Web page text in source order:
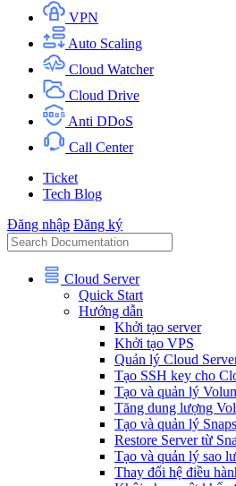
VPN
Auto Scaling
Cloud Watcher
Cloud Drive
Anti DDoS
Call Center
Ticket
Tech Blog
Đăng nhập Đăng ký
Cloud Server
Quick Start
Hướng dẫn
Khởi tạo server
Khởi tạo VPS
Quản lý Cloud
Tạo SSH key cho
Tạo và quản lý
Tăng dung lượng
Tạo và quản lý
Restore Server từ
Tạo và quản lý sao
Thay đổi hệ điều